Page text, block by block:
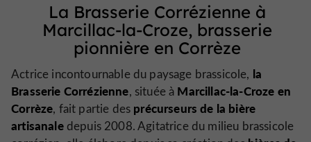
La Brasserie Corrézienne à
Marcillac-la-Croze, brasserie
pionnière en Corrèze
Actrice incontournable du paysage brassicole, la
Brasserie Corrézienne, située à Marcillac-la-Croze en
Corrèze, fait partie des précurseurs de la bière
artisanaledepuis 2008. Agitatrice du milieu brassicole